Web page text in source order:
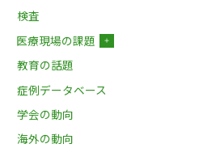
検査
医療現場の課題
＋
教育の話題
症例データベース
学会の動向
海外の動向